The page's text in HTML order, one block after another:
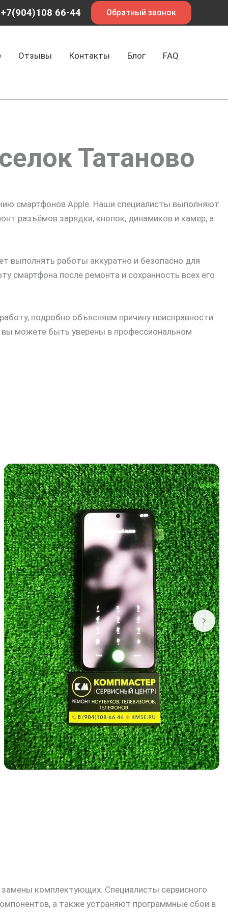
+7(904)108 66-44 Обратный звонок
Отзывы Контакты Блог FAQ
Татаново
смартфонов Apple. Наши специалисты выполняют
разъёмов зарядки, кнопок, динамиков и камер, а
выполнять работы аккуратно и безопасно для
смартфона после ремонта и сохранность всех его
подробно объясняем причину неисправности
можете быть уверены в профессиональном
комплектующих. Специалисты сервисного
а также устраняют программные сбои в